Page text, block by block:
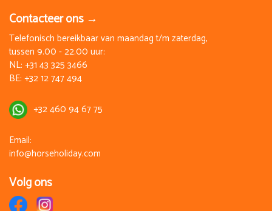
Contacteer ons →
Telefonisch bereikbaar van maandag t/m zaterdag,
tussen 9.00 - 22.00 uur:
NL: +31 43 325 3466
BE: +32 12 747 494
+32 460 94 67 75
Email:
info@horseholiday.com
Volg ons